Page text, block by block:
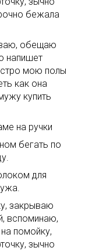
бежала
обещаю
напишет
мою полы
как она
купить
на ручки
бегать по
для
закрываю
вспоминаю,
помойку,
зычно